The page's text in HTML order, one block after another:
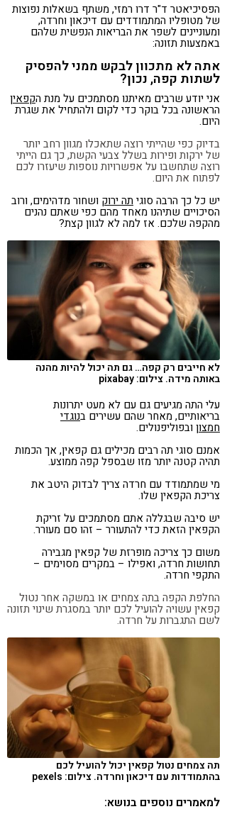
הפסיכיאטר ד"ר דרו רמזי, משתף בשאלות נפוצות
של מטופליו המתמודדים עם דיכאון וחרדה,
ומעוניינים לשפר את הבריאות הנפשית שלהם
באמצעות תזונה:
אתה לא מתכוון לבקש ממני להפסיק
לשתות קפה, נכון?
אני יודע שרבים מאיתנו מסתמכים על מנת הקפאין
הראשונה בכל בוקר כדי לקום ולהתחיל את שגרת
היום.
בדיוק כפי שהייתי רוצה שתאכלו מגוון רחב יותר
של ירקות ופירות בשלל צבעי הקשת, כך גם הייתי
רוצה שתחשבו על אפשרויות נוספות שיעזרו לכם
לפתוח את היום.
יש כל כך הרבה סוגי תה ירוק ושחור מדהימים, ורוב
הסיכויים שתיהנו מאחד מהם כפי שאתם נהנים
מהקפה שלכם. אז למה לא לגוון קצת?
לא חייבים רק קפה… גם תה יכול להיות מהנה
באותה מידה. צילום: pixabay
עלי התה מגיעים גם עם לא מעט יתרונות
בריאותיים, מאחר שהם עשירים בנוגדי
חמצוןובפוליפנולים.
אמנם סוגי תה רבים מכילים גם קפאין, אך הכמות
תהיה קטנה יותר מזו שבספל קפה ממוצע.
מי שמתמודד עם חרדה צריך לבדוק היטב את
צריכת הקפאין שלו.
יש סיבה שבגללה אתם מסתמכים על זריקת
הקפאין הזאת כדי להתעורר – זהו סם מעורר.
משום כך צריכה מופרזת של קפאין מגבירה
תחושות חרדה, ואפילו – במקרים מסוימים –
התקפי חרדה.
החלפת הקפה בתה צמחים או במשקה אחר נטול
קפאין עשויה להועיל לכם יותר במסגרת שינוי תזונה
לשם התגברות על חרדה.
תה צמחים נטול קפאין יכול להועיל לכם
בהתמודדות עם דיכאון וחרדה. צילום: pexels
למאמרים נוספים בנושא: